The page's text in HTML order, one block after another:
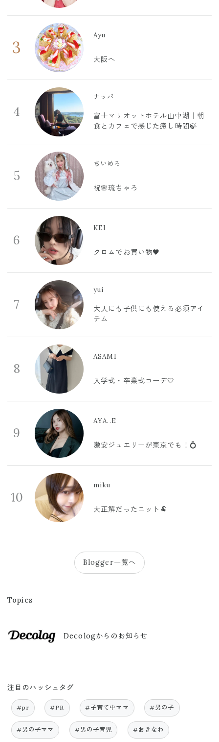
3
Ayu
大阪へ
4
ナッパ
富士マリオットホテル山中湖｜朝
食とカフェで感じた癒し時間🍃
5
ちいめろ
祝🌸琉ちゃろ
6
KEI
クロムでお買い物🖤
7
yui
大人にも子供にも使える必須アイ
テム
8
ASAMI
入学式・卒業式コーデ🤍
9
AYA..E
激安ジュエリーが東京でも！💍
10
miku
大正解だったニット🐏
Blogger一覧へ
Topics
Decologからのお知らせ
注目のハッシュタグ
#pr #PR #子育て中ママ #男の子
#男の子ママ #男の子育児 #おきなわ